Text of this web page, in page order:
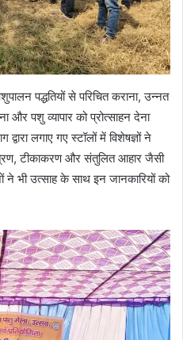
पद्धतियों से परिचित कराना, उन्नत
पशु व्यापार को प्रोत्साहन देना
लगाए गए स्टॉलों में विशेषज्ञों ने
टीकाकरण और संतुलित आहार जैसी
ने भी उत्साह के साथ इन जानकारियों को